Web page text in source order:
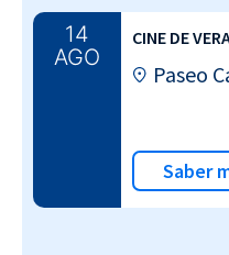
14
AGO
CINE DE
Paseo
Saber